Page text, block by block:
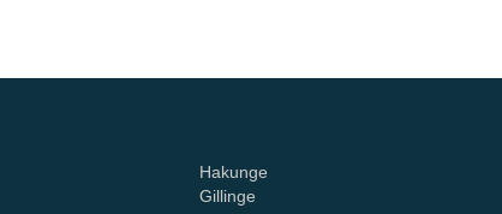
Hakunge
Gillinge